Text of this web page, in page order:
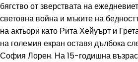
бягство от зверствата на
световна война и мъките на
на актьори като Рита Хейуърт и
на големия екран оставя дълбока
София Лорен. На 15-годишна